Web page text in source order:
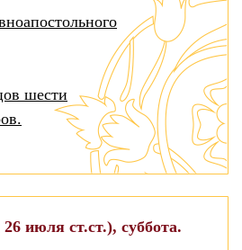
шести
26 июля ст.ст.), суббота.